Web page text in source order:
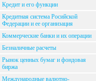
Кредит и его функции
Кредитная система Росийской
Федерации и ее организация
Коммерческие банки и их операции
Безналичные расчеты
Рынок ценных бумаг и фондовая
биржа
Международные валютно-